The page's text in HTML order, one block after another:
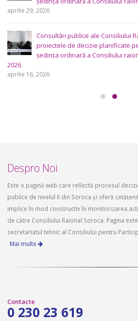
aprilie 29, 2026
Consultări publice ale Consiliului
proiectele de decizie planificate
ședința ordinară a Consiliului
2026.
aprilie 16, 2026
Despro Noi
Este o pagină web care reflectă procesul
publice de nivelul II din Soroca și oferă
implice în mod constructiv în monitorizarea
de către Consiliului Raional Soroca. Pagina
secretariatul tehnic al Consiliului pentru
Mai multe
Contacte
0 230 23 619